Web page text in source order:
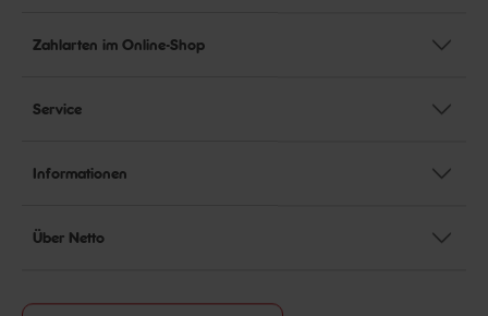
Zahlarten im Online-Shop
Service
Informationen
Über Netto